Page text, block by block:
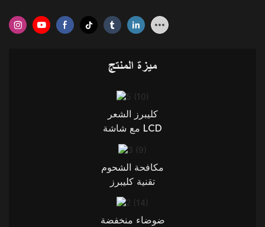
ميزة المنتج
كليبرز الشعر
مع شاشة LCD
مكافحة الشحوم
تقنية كليبرز
ضوضاء منخفضة